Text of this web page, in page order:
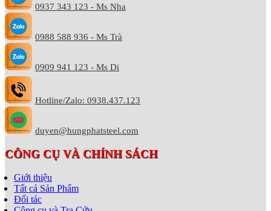
0937 343 123 - Ms Nha
0988 588 936 - Ms Trà
0909 941 123 - Ms Di
Hotline/Zalo: 0938.437.123
duyen@hungphatsteel.com
CÔNG CỤ VÀ CHÍNH SÁCH
Giới thiệu
Tất cả Sản Phẩm
Đối tác